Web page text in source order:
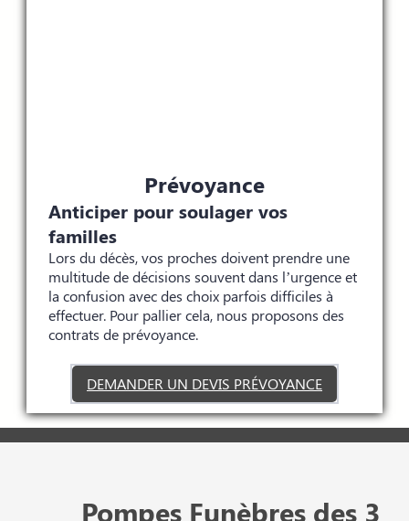
Prévoyance
Anticiper pour soulager vos
familles
Lors du décès, vos proches doivent prendre une
multitude de décisions souvent dans l’urgence et
la confusion avec des choix parfois difficiles à
effectuer. Pour pallier cela, nous proposons des
contrats de prévoyance.
DEMANDER UN DEVIS PRÉVOYANCE
Pompes Funèbres des 3